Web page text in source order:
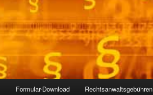
Formular-Download Rechtsanwaltsgebühren